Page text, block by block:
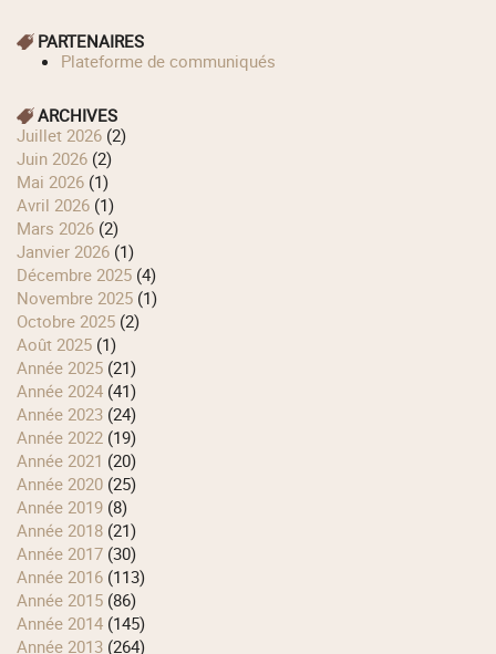
PARTENAIRES
Plateforme de communiqués
ARCHIVES
juillet 2026 (2)
juin 2026 (2)
mai 2026 (1)
avril 2026 (1)
mars 2026 (2)
janvier 2026 (1)
décembre 2025 (4)
novembre 2025 (1)
octobre 2025 (2)
août 2025 (1)
année 2025 (21)
année 2024 (41)
année 2023 (24)
année 2022 (19)
année 2021 (20)
année 2020 (25)
année 2019 (8)
année 2018 (21)
année 2017 (30)
année 2016 (113)
année 2015 (86)
année 2014 (145)
année 2013 (264)